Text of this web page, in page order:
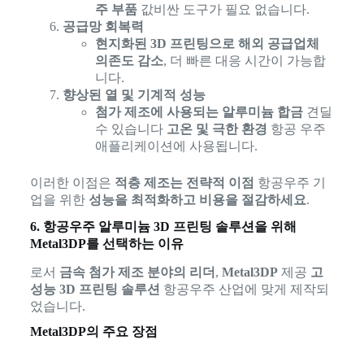
주 부품값비싼 도구가 필요 없습니다.
공급망 회복력
현지화된 3D 프린팅으로 해외 공급업체
의존도 감소, 더 빠른 대응 시간이 가능합
니다.
향상된 열 및 기계적 성능
첨가 제조에 사용되는 알루미늄 합금견딜
수 있습니다 고온 및 극한 환경 항공 우주
애플리케이션에 사용됩니다.
이러한 이점은 적층 제조는 전략적 이점 항공우주 기
업을 위한 성능을 최적화하고 비용을 절감하세요.
6. 항공우주 알루미늄 3D 프린팅 솔루션을 위해
Metal3DP를 선택하는 이유
로서 금속 첨가 제조 분야의 리더 , Metal3DP제공 고
성능 3D 프린팅 솔루션 항공우주 산업에 맞게 제작되
었습니다.
Metal3DP의 주요 장점